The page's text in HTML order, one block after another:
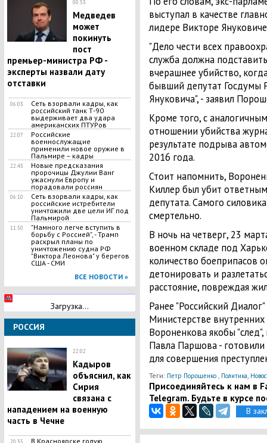
00:53
Медведев
может
покинуть
пост
премьер-министра РФ -
эксперты назвали дату
отставки
06:03
Сеть взорвали кадры, как
российский танк Т-90
выдерживает два удара
американских ПТУРов
22:07
Российские
военнослужащие
применили новое оружие в
Пальмире – кадры
22:43
Новые предсказания
пророчицы Джулии Ванг
ужаснули Европу и
порадовали россиян
06:10
Сеть взорвали кадры, как
российские истребители
уничтожили две цели ИГ под
Пальмирой
11:50
"Намного легче вступить в
борьбу с Россией", - Трамп
раскрыл планы по
уничтожению судна РФ
"Виктора Леонова" у берегов
США - СМИ
ВСЕ НОВОСТИ »
Загрузка...
РОССИЯ
22:02
Кадыров
объяснил, как
Сирия
связана с
нападением на военную
часть в Чечне
20:35
В Красноярске голую
выступал в качестве
лидере Викторе
"Дело чести всех
служба должна
вчерашнее убийство,
бывший депутат Госдумы
Януковича", - заявил
Кроме того, с
отношении убийства
результате подрыва
2016 года.
Стоит напомнить,
Киллер был убит
депутата. Самого
смертельно.
В ночь на четверг, 23
военном складе под
количество боеприпасов
детонировать и
расстояние, повреждая
Ранее "Российский
Министерстве
Вороненкова якобы
Павла Паршова -
для совершения
Теги: Петр Порошенко, Политика,
Присоединяйтесь к нам в
Telegram. Будьте в курсе
В